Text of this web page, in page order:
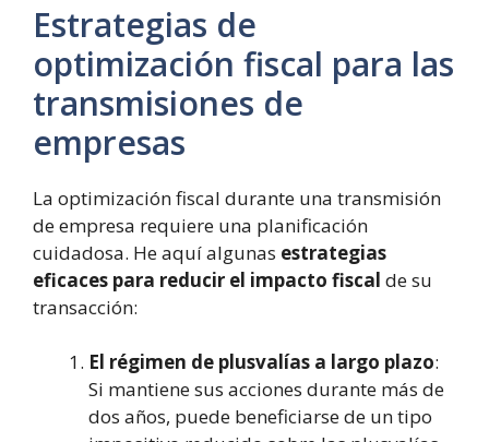
Estrategias de
optimización fiscal para las
transmisiones de
empresas
La optimización fiscal durante una transmisión
de empresa requiere una planificación
cuidadosa. He aquí algunas estrategias
eficaces para reducir el impacto fiscal de su
transacción:
El régimen de plusvalías a largo plazo:
Si mantiene sus acciones durante más de
dos años, puede beneficiarse de un tipo